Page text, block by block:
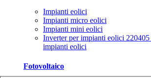
Impianti eolici
Impianti micro eolici
Impianti mini eolici
Inverter per impianti eolici 220405
impianti eolici
Fotovoltaico